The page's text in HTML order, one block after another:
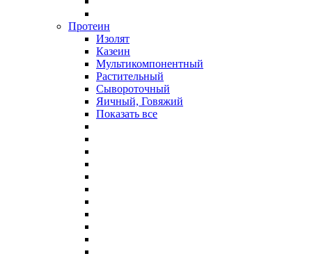
Протеин
Изолят
Казеин
Мультикомпонентный
Растительный
Сывороточный
Яичный, Говяжий
Показать все